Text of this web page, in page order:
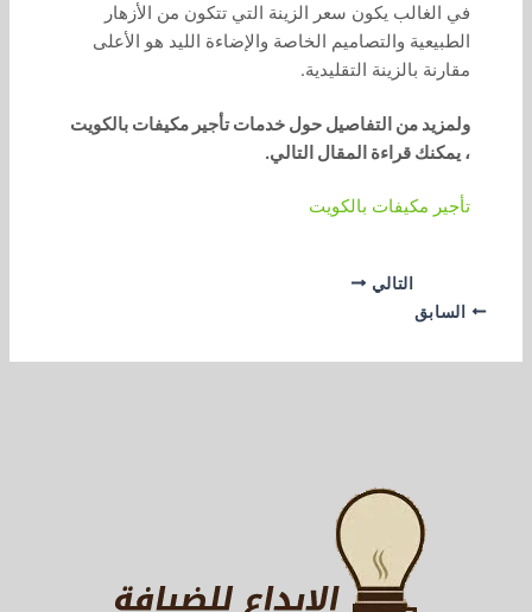
في الغالب يكون سعر الزينة التي تتكون من الأزهار
الطبيعية والتصاميم الخاصة والإضاءة الليد هو الأعلى
مقارنة بالزينة التقليدية.
ولمزيد من التفاصيل حول خدمات تأجير مكيفات بالكويت
، يمكنك قراءة المقال التالي.
تأجير مكيفات بالكويت
السابق
التالي